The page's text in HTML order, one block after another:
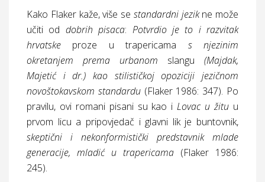
Kako Flaker kaže, više se standardni jezikne može
učiti od dobrih pisaca: Potvrdio je to i razvitak
hrvatske proze u trapericama s njezinim
okretanjem prema urbanom slangu (Majdak,
Majetić i dr.) kao stilističkoj opoziciji jezičnom
novoštokavskom standardu(Flaker 1986: 347). Po
pravilu, ovi romani pisani su kao iLovac u žitu u
prvom licu a pripovjedač i glavni lik je buntovnik,
skeptični i nekonformistički predstavnik mlade
generacije, mladić u trapericama (Flaker 1986:
245).